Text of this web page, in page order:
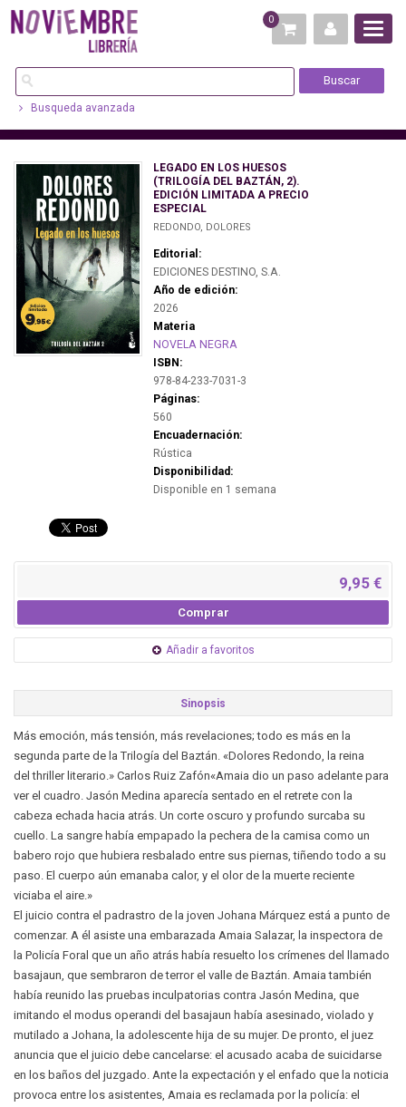
0
Busqueda avanzada
LEGADO EN LOS HUESOS
(TRILOGÍA DEL BAZTÁN, 2).
EDICIÓN LIMITADA A PRECIO
ESPECIAL
REDONDO, DOLORES
Editorial:
EDICIONES DESTINO, S.A.
Año de edición:
2026
Materia
NOVELA NEGRA
ISBN:
978-84-233-7031-3
Páginas:
560
Encuadernación:
Rústica
Disponibilidad:
Disponible en 1 semana
9,95 €
Comprar
Añadir a favoritos
Sinopsis
Más emoción, más tensión, más revelaciones; todo es más en la
segunda parte de la Trilogía del Baztán. «Dolores Redondo, la reina
del thriller literario.» Carlos Ruiz Zafón«Amaia dio un paso adelante para
ver el cuadro. Jasón Medina aparecía sentado en el retrete con la
cabeza echada hacia atrás. Un corte oscuro y profundo surcaba su
cuello. La sangre había empapado la pechera de la camisa como un
babero rojo que hubiera resbalado entre sus piernas, tiñendo todo a su
paso. El cuerpo aún emanaba calor, y el olor de la muerte reciente
viciaba el aire.»
El juicio contra el padrastro de la joven Johana Márquez está a punto de
comenzar. A él asiste una embarazada Amaia Salazar, la inspectora de
la Policía Foral que un año atrás había resuelto los crímenes del llamado
basajaun, que sembraron de terror el valle de Baztán. Amaia también
había reunido las pruebas inculpatorias contra Jasón Medina, que
imitando el modus operandi del basajaun había asesinado, violado y
mutilado a Johana, la adolescente hija de su mujer. De pronto, el juez
anuncia que el juicio debe cancelarse: el acusado acaba de suicidarse
en los baños del juzgado. Ante la expectación y el enfado que la noticia
provoca entre los asistentes, Amaia es reclamada por la policía: el